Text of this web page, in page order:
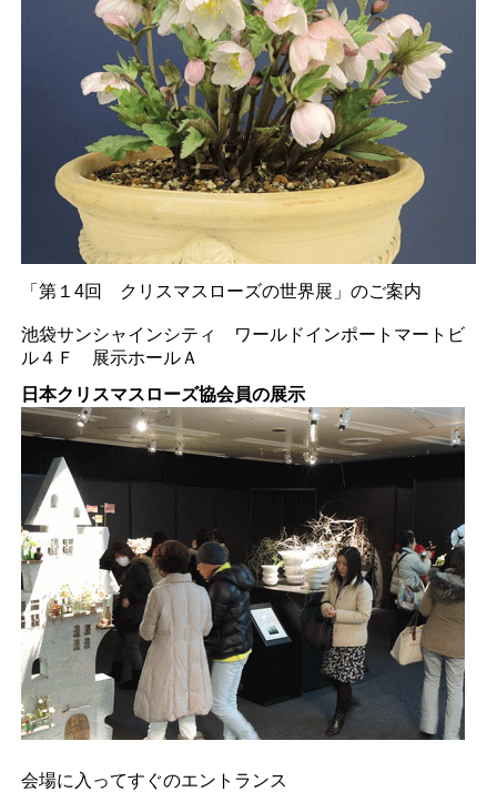
「第１4回 クリスマスローズの世界展」のご案内
池袋サンシャインシティ ワールドインポートマートビ
ル４Ｆ 展示ホールＡ
日本クリスマスローズ協会員の展示
会場に入ってすぐのエントランス